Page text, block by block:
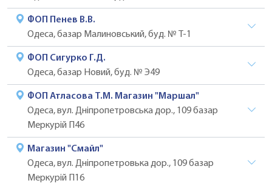
ФОП Пенев В.В.
Одеса, базар Малиновський, буд. № Т-1
ФОП Сигурко Г.Д.
Одеса, базар Новий, буд. № Э49
ФОП Атласова Т.М. Магазин "Маршал"
Одеса, вул. Дніпропетровська дор., 109 базар
Меркурій П46
Магазин "Смайл"
Одеса, вул. Дніпропетровька дор., 109 базар
Меркурій П16